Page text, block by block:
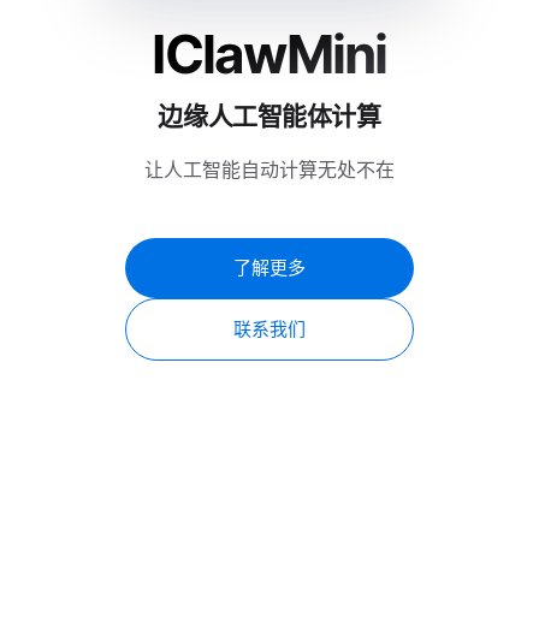
IClawMini
边缘人工智能体计算
让人工智能自动计算无处不在
了解更多
联系我们